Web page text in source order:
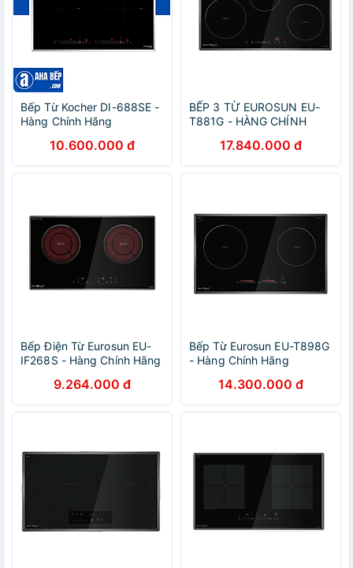
Bếp Từ Kocher DI-688SE -
Hàng Chính Hãng
10.600.000 đ
BẾP 3 TỪ EUROSUN EU-
T881G - HÀNG CHÍNH
17.840.000 đ
Bếp Điện Từ Eurosun EU-
IF268S - Hàng Chính Hãng
9.264.000 đ
Bếp Từ Eurosun EU-T898G
- Hàng Chính Hãng
14.300.000 đ